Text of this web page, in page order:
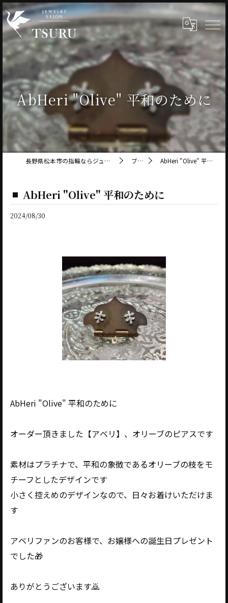
AbHeri "Olive" 平和のために
長野県松本市の指輪ならジュエリーサロン鶴 ブログ AbHeri "Olive" 平和のために
AbHeri "Olive" 平和のために
2024/08/30
AbHeri "Olive" 平和のために
オーダー頂きました【アベリ】、オリーブのピアスです
素材はプラチナで、平和の象徴であるオリーブの枝をモ
チーフとしたデザインです
小さく控えめのデザインなので、日々お着けいただけま
す
アベリファンのお客様で、お嬢様への誕生日プレゼント
でした🎁
ありがとうございます🙇